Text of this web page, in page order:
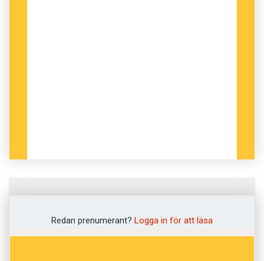
Uttömmande
Redan prenumerant? Logga in för att läsa